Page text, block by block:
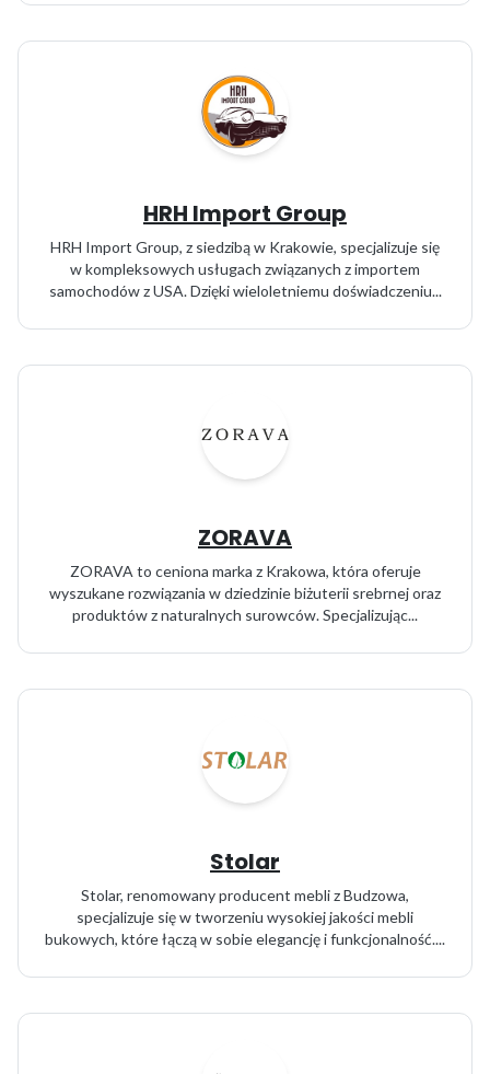
HRH Import Group
HRH Import Group, z siedzibą w Krakowie, specjalizuje się
w kompleksowych usługach związanych z importem
samochodów z USA. Dzięki wieloletniemu doświadczeniu...
ZORAVA
ZORAVA to ceniona marka z Krakowa, która oferuje
wyszukane rozwiązania w dziedzinie biżuterii srebrnej oraz
produktów z naturalnych surowców. Specjalizując...
Stolar
Stolar, renomowany producent mebli z Budzowa,
specjalizuje się w tworzeniu wysokiej jakości mebli
bukowych, które łączą w sobie elegancję i funkcjonalność....